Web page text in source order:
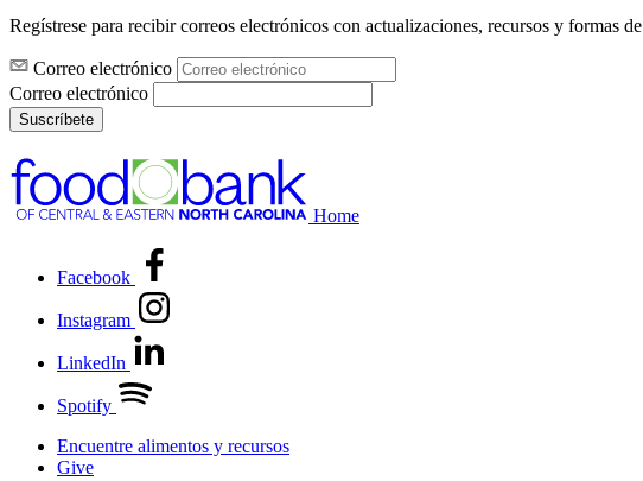
Regístrese para recibir correos electrónicos con actualizaciones, recursos y formas
Correo electrónico
Correo electrónico
Suscríbete
Home
Facebook
Instagram
LinkedIn
Spotify
Encuentre alimentos y recursos
Give